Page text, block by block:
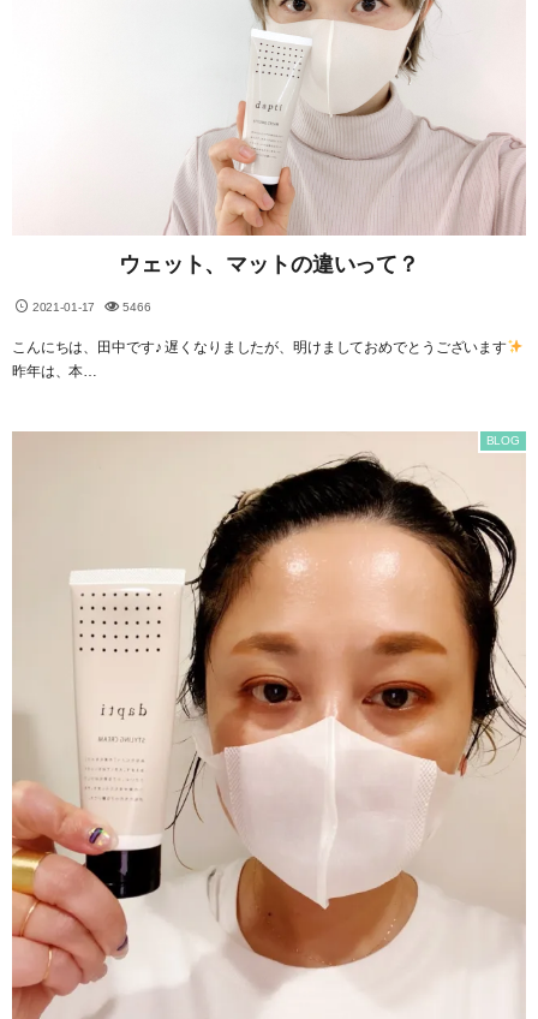
ウェット、マットの違いって？
2021-01-17 5466
こんにちは、田中です♪ 遅くなりましたが、明けましておめでとうございます
昨年は、本…
BLOG